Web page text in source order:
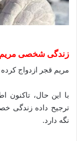
زندگی شخصی مریم
مریم قجر ازدواج
با این حال، تاکنون
ترجیح داده زندگی
نگه دارد.